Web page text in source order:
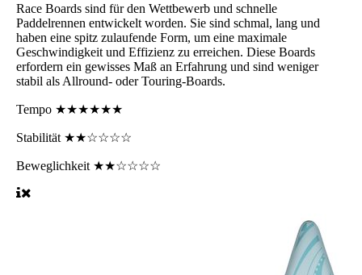
Race Boards sind für den Wettbewerb und schnelle
Paddelrennen entwickelt worden. Sie sind schmal, lang und
haben eine spitz zulaufende Form, um eine maximale
Geschwindigkeit und Effizienz zu erreichen. Diese Boards
erfordern ein gewisses Maß an Erfahrung und sind weniger
stabil als Allround- oder Touring-Boards.
Tempo ★★★★★★
Stabilität ★★☆☆☆☆
Beweglichkeit ★★☆☆☆☆